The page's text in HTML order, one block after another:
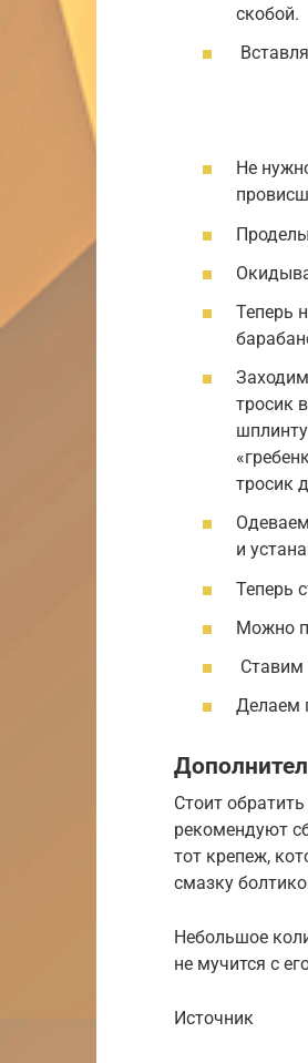
скобой.
Не
Теперь
тросик
тросик
и
Теперь
Можно
Ставим
Делаем
Стоит
рекомендуют
тот крепеж,
смазку
Небольшое
не мучится с
Источник